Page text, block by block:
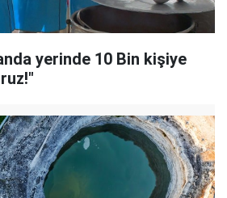
yerinde 10 Bin kişiye